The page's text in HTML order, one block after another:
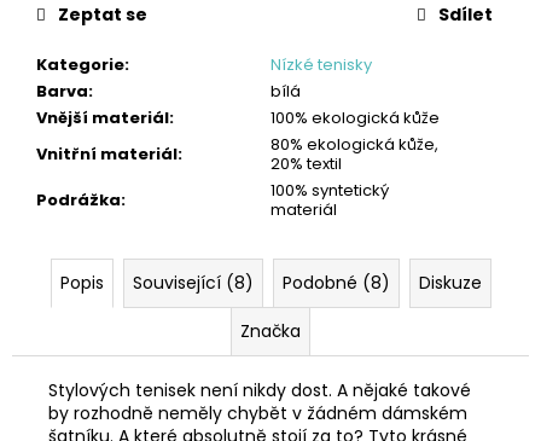
Kategorie:
Nízké tenisky
Barva:
bílá
Vnější materiál:
100% ekologická kůže
Vnitřní materiál:
80% ekologická kůže,
20% textil
Podrážka:
100% syntetický
materiál
Zeptat se Sdílet
Popis Související (8) Podobné (8)
Diskuze
Značka
Stylových tenisek není nikdy dost. A nějaké takové
by rozhodně neměly chybět v žádném dámském
šatníku. A které absolutně stojí za to? Tyto krásné